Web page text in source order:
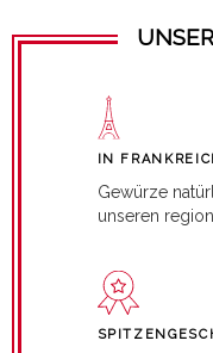
IN
Gewürze
unseren